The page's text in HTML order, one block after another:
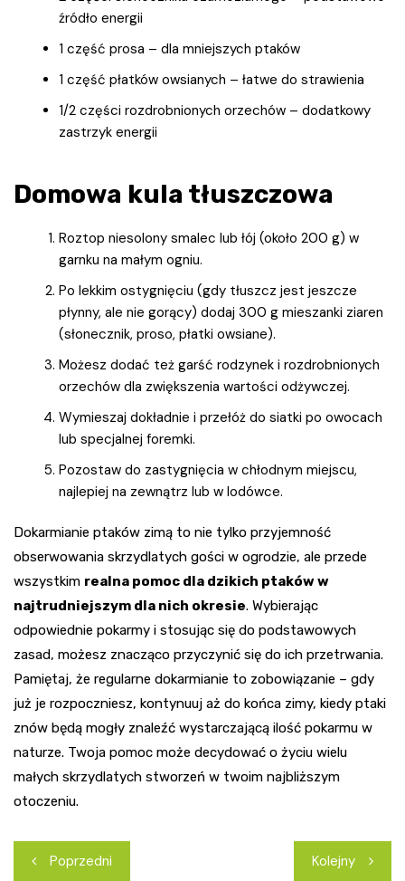
źródło energii
1 część prosa – dla mniejszych ptaków
1 część płatków owsianych – łatwe do strawienia
1/2 części rozdrobnionych orzechów – dodatkowy
zastrzyk energii
Domowa kula tłuszczowa
Roztop niesolony smalec lub łój (około 200 g) w
garnku na małym ogniu.
Po lekkim ostygnięciu (gdy tłuszcz jest jeszcze
płynny, ale nie gorący) dodaj 300 g mieszanki ziaren
(słonecznik, proso, płatki owsiane).
Możesz dodać też garść rodzynek i rozdrobnionych
orzechów dla zwiększenia wartości odżywczej.
Wymieszaj dokładnie i przełóż do siatki po owocach
lub specjalnej foremki.
Pozostaw do zastygnięcia w chłodnym miejscu,
najlepiej na zewnątrz lub w lodówce.
Dokarmianie ptaków zimą to nie tylko przyjemność
obserwowania skrzydlatych gości w ogrodzie, ale przede
wszystkim realna pomoc dla dzikich ptaków w
najtrudniejszym dla nich okresie. Wybierając
odpowiednie pokarmy i stosując się do podstawowych
zasad, możesz znacząco przyczynić się do ich przetrwania.
Pamiętaj, że regularne dokarmianie to zobowiązanie – gdy
już je rozpoczniesz, kontynuuj aż do końca zimy, kiedy ptaki
znów będą mogły znaleźć wystarczającą ilość pokarmu w
naturze. Twoja pomoc może decydować o życiu wielu
małych skrzydlatych stworzeń w twoim najbliższym
otoczeniu.
Nawigacja
Poprzedni Kolejny